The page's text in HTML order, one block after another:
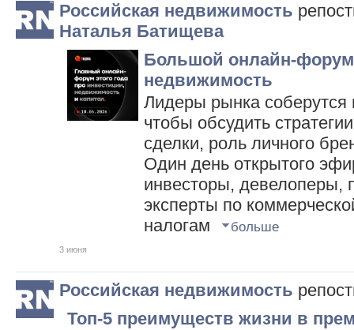
Российская недвижимость
Наталья Батищева
Большой онлайн-
недвижимость
Лидеры рынка
чтобы обсудить
сделки, роль личного
Один день открытого
инвесторы, девелоперы,
эксперты по
налогам
больше
3 июня
Российская недвижимость
Топ-5 преимуществ жизни в